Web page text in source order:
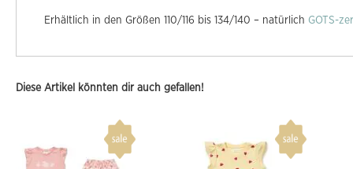
Erhältlich in den Größen 110/116 bis 134/140 – natürlich GOTS-
Diese Artikel könnten dir auch gefallen!